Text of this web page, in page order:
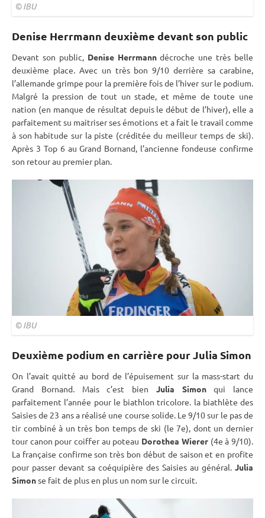
©IBU
Denise Herrmann deuxième devant son public
Devant son public, Denise Herrmanndécroche une très belle
deuxième place. Avec un très bon 9/10 derrière sa carabine,
l’allemande grimpe pour la première fois de l’hiver sur le podium.
Malgré la pression de tout un stade, et même de toute une
nation (en manque de résultat depuis le début de l’hiver), elle a
parfaitement su maitriser ses émotions et a fait le travail comme
à son habitude sur la piste (créditée du meilleur temps de ski).
Après 3 Top 6 au Grand Bornand, l’ancienne fondeuse confirme
son retour au premier plan.
©IBU
Deuxième podium en carrière pour Julia Simon
On l’avait quitté au bord de l’épuisement sur la mass-start du
Grand Bornand. Mais c’est bien Julia Simonqui lance
parfaitement l’année pour le biathlon tricolore. la biathlète des
Saisies de 23 ans a réalisé une course solide. Le 9/10 sur le pas de
tircombiné à un très bon temps de ski (le 7e), dont un dernier
tour canon pour coiffer au poteau Dorothea Wierer(4e à 9/10).
La française confirme son très bon début de saison et en profite
pour passer devant sa coéquipière des Saisies au général. Julia
Simonse fait de plus en plus un nom sur le circuit.